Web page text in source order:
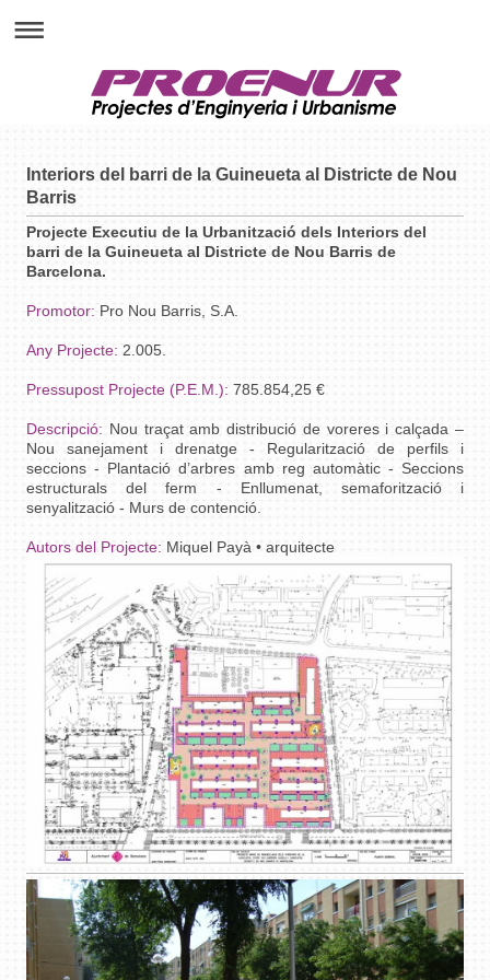
Interiors del barri de la Guineueta al Districte de Nou
Barris
Projecte Executiu de la Urbanització dels Interiors del
barri de la Guineueta al Districte de Nou Barris de
Barcelona.
Promotor: Pro Nou Barris, S.A.
Any Projecte: 2.005.
Pressupost Projecte (P.E.M.): 785.854,25 €
Descripció: Nou traçat amb distribució de voreres i calçada –
Nou sanejament i drenatge - Regularització de perfils i
seccions - Plantació d’arbres amb reg automàtic - Seccions
estructurals del ferm - Enllumenat, semaforització i
senyalització - Murs de contenció.
Autors del Projecte: Miquel Payà • arquitecte